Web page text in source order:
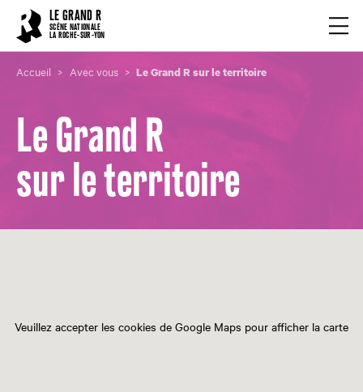
LE GRAND R
SCÈNE NATIONALE
LA ROCHE-SUR-YON
Accueil Avec vous Le Grand R sur le territoire
Le Grand R
sur le territoire
Cookies management panel